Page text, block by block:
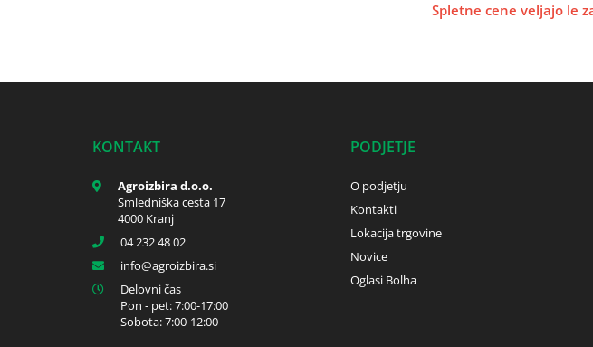
Spletne cene veljajo le
KONTAKT
Agroizbira d.o.o.
Smledniška cesta 17
4000 Kranj
04 232 48 02
info
agroizbira.si
Delovni čas
Pon - pet: 7:00-17:00
Sobota: 7:00-12:00
PODJETJE
O podjetju
Kontakti
Lokacija trgovine
Novice
Oglasi Bolha